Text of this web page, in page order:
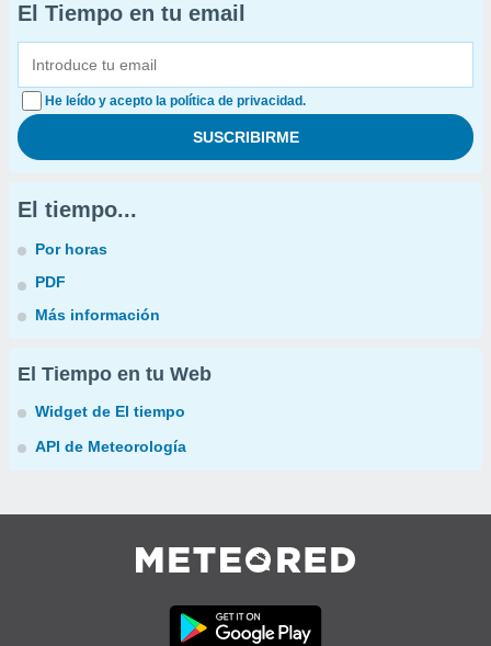
El Tiempo en tu email
He leído y acepto la política de privacidad.
El tiempo...
Por horas
PDF
Más información
El Tiempo en tu Web
Widget de El tiempo
API de Meteorología